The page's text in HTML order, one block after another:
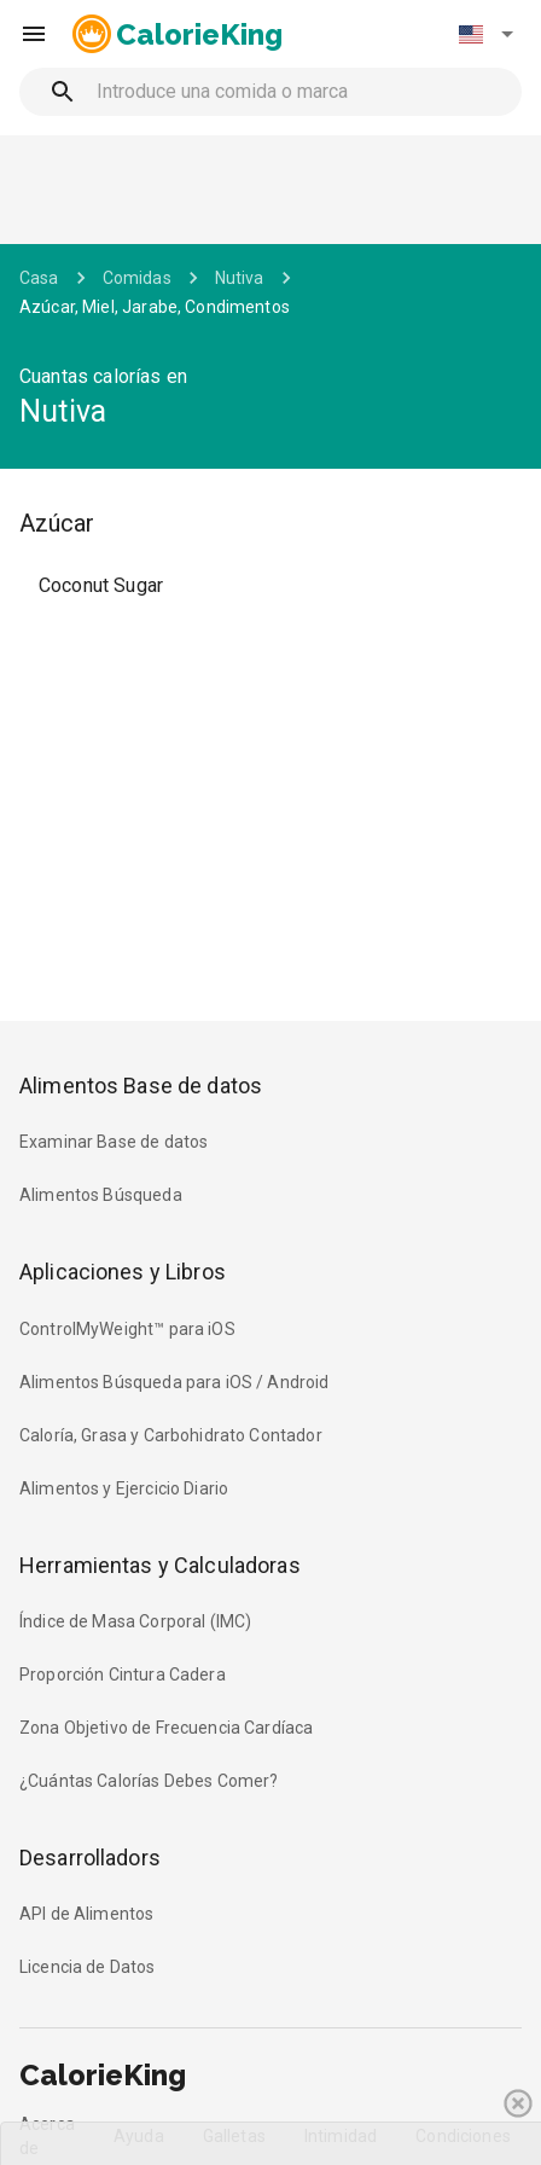
CalorieKing
Casa Comidas
Nutiva
Azúcar, Miel, Jarabe, Condimentos
Cuantas calorías en
Nutiva
Azúcar
Coconut Sugar
Alimentos Base de datos
Examinar Base de datos
Alimentos Búsqueda
Aplicaciones y Libros
ControlMyWeight™ para iOS
Alimentos Búsqueda para iOS / Android
Caloría, Grasa y Carbohidrato Contador
Alimentos y Ejercicio Diario
Herramientas y Calculadoras
Índice de Masa Corporal (IMC)
Proporción Cintura Cadera
Zona Objetivo de Frecuencia Cardíaca
¿Cuántas Calorías Debes Comer?
Desarrolladors
API de Alimentos
Licencia de Datos
CalorieKing
Acerca